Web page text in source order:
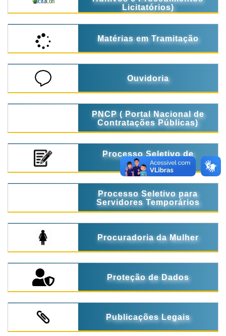
Licitatórios)
Matérias em Tramitação
Ouvidoria
PNCP ( Portal Nacional de
Contratações Públicas)
Processo Seletivo de
Estágio
Processo Seletivo para
Servidores Temporários
Procuradoria da Mulher
Proteção de Dados
Publicações Legais